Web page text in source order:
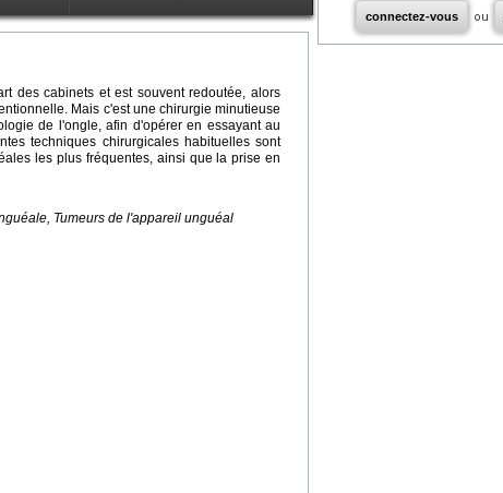
des cabinets et est souvent redoutée, alors
Mais c'est une chirurgie minutieuse
de l'ongle, afin d'opérer en essayant au
techniques chirurgicales habituelles sont
les plus fréquentes, ainsi que la prise en
Tumeurs de l'appareil unguéal
connectez-vous ou